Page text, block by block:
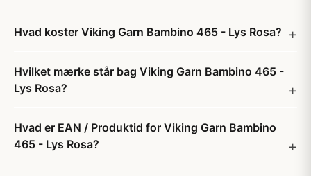
Hvad koster Viking Garn Bambino 465 - Lys Rosa?
Hvilket mærke står bag Viking Garn Bambino 465 -
Lys Rosa?
Hvad er EAN / Produktid for Viking Garn Bambino
465 - Lys Rosa?